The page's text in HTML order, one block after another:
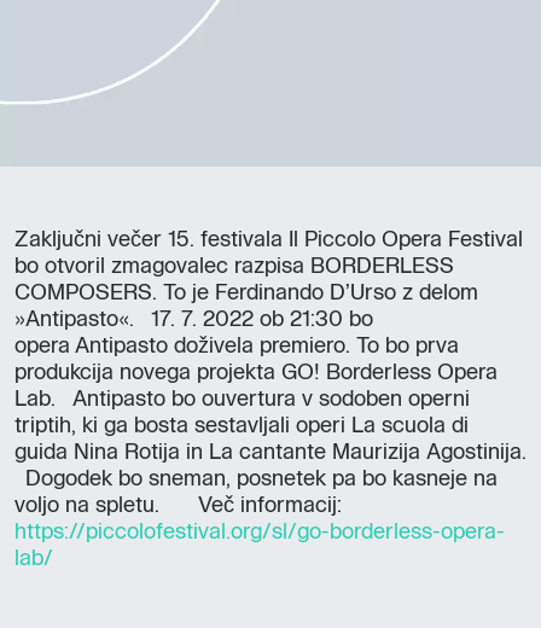
Zaključni večer 15. festivala Il Piccolo Opera Festival
bo otvoril zmagovalec razpisa BORDERLESS
COMPOSERS. To je Ferdinando D’Urso z delom
»Antipasto«. 17. 7. 2022 ob 21:30 bo
opera Antipasto doživela premiero. To bo prva
produkcija novega projekta GO! Borderless Opera
Lab. Antipasto bo ouvertura v sodoben operni
triptih, ki ga bosta sestavljali operi La scuola di
guida Nina Rotija in La cantante Maurizija Agostinija.
Dogodek bo sneman, posnetek pa bo kasneje na
voljo na spletu. Več informacij:
https://piccolofestival.org/sl/go-borderless-opera-
lab/